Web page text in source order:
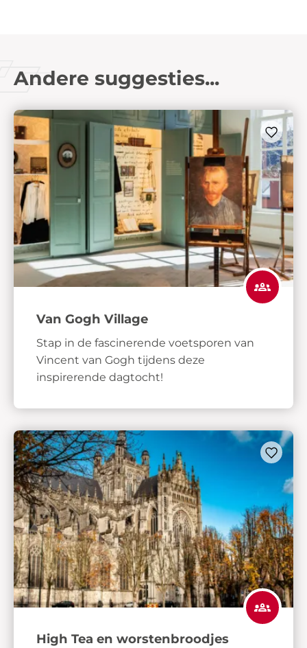
Andere suggesties...
Van Gogh Village
Stap in de fascinerende voetsporen van
Vincent van Gogh tijdens deze
inspirerende dagtocht!
High Tea en worstenbroodjes